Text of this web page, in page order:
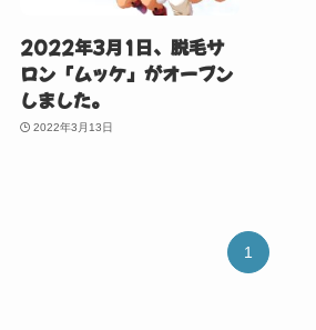
2022年3月1日、脱毛サ
ロン「ムッケ」がオープン
しました。
2022年3月13日
1